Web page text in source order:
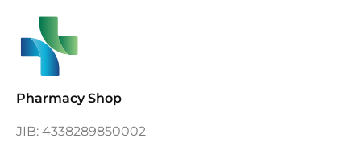
Pharmacy Shop
JIB: 4338289850002